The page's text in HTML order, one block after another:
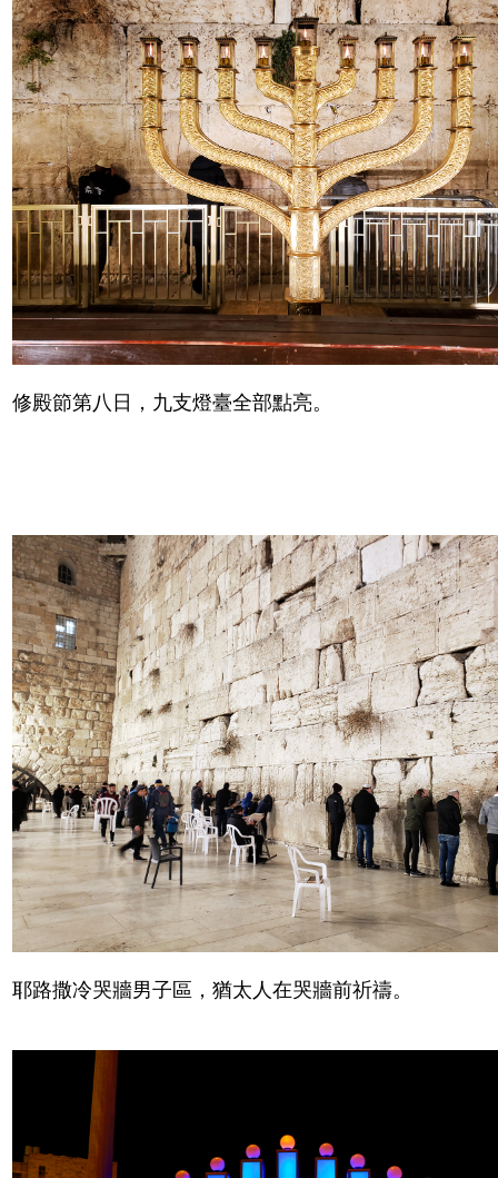
修殿節第八日，九支燈臺全部點亮。
耶路撒冷哭牆男子區，猶太人在哭牆前祈禱。